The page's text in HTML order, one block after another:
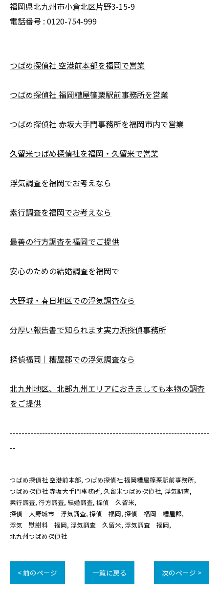
福岡県北九州市小倉北区片野3-15-9
電話番号 : 0120-754-999
つばめ探偵社 空港前本部を福岡で営業
つばめ探偵社 福岡糟屋篠栗駅前事務所を営業
つばめ探偵社 赤坂大手門事務所を福岡市内で営業
久留米つばめ探偵社を福岡・久留米で営業
浮気調査を福岡でお考えなら
素行調査を福岡でお考えなら
最善の行方調査を福岡でご提供
安心のための結婚調査を福岡で
大野城・春日地区での浮気調査なら
分厚い報告書で知られます実力派探偵事務所
探偵福岡｜糟屋郡での浮気調査なら
北九州地区、北部九州エリアにおきましても本物の調査
をご提供
--------------------------------------------------------------------
--
つばめ探偵社 空港前本部 つばめ探偵社 福岡糟屋篠栗駅前事務所
つばめ探偵社 赤坂大手門事務所 久留米つばめ探偵社 浮気調査
素行調査 行方調査 結婚調査 探偵 久留米
探偵 大野城市 浮気調査 探偵 福岡 探偵 福岡 糟屋郡
浮気 慰謝料 福岡 浮気調査 久留米 浮気調査 福岡
北九州つばめ探偵社
< 前のページ 一覧に戻る 次のページ >